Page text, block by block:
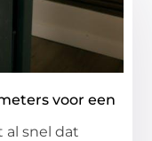
voor een
al snel dat